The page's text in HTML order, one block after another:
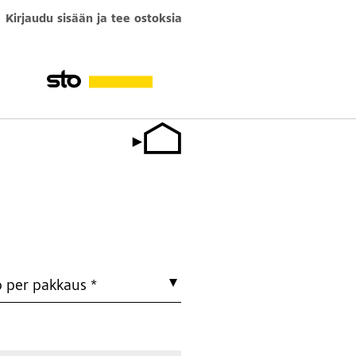
Kirjaudu sisään ja tee ostoksia
per pakkaus *